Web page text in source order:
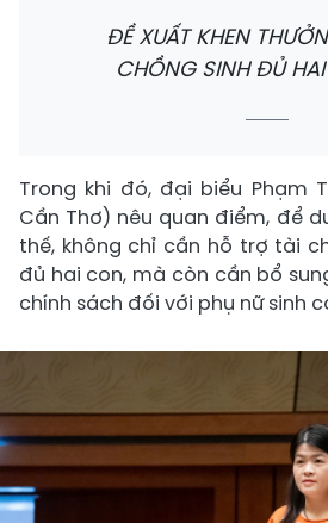
ĐỀ XUẤT KHEN
CHỒNG SINH ĐỦ
Trong khi đó, đại biểu Phạm
Cần Thơ) nêu quan điểm, để
thế, không chỉ cần hỗ trợ tài
đủ hai con, mà còn cần bổ
chính sách đối với phụ nữ sinh